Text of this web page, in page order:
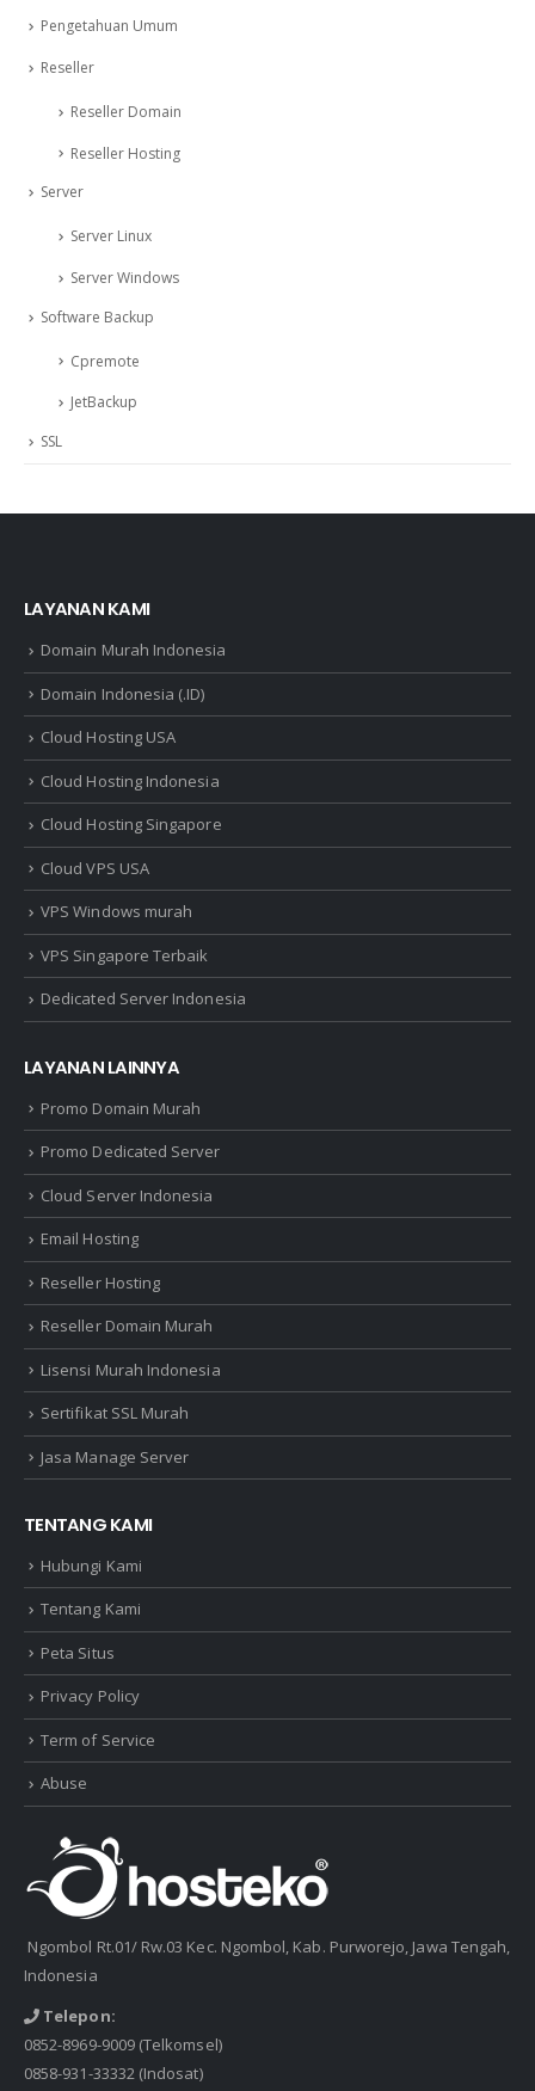
Pengetahuan Umum
Reseller
Reseller Domain
Reseller Hosting
Server
Server Linux
Server Windows
Software Backup
Cpremote
JetBackup
SSL
LAYANAN KAMI
Domain Murah Indonesia
Domain Indonesia (.ID)
Cloud Hosting USA
Cloud Hosting Indonesia
Cloud Hosting Singapore
Cloud VPS USA
VPS Windows murah
VPS Singapore Terbaik
Dedicated Server Indonesia
LAYANAN LAINNYA
Promo Domain Murah
Promo Dedicated Server
Cloud Server Indonesia
Email Hosting
Reseller Hosting
Reseller Domain Murah
Lisensi Murah Indonesia
Sertifikat SSL Murah
Jasa Manage Server
TENTANG KAMI
Hubungi Kami
Tentang Kami
Peta Situs
Privacy Policy
Term of Service
Abuse
Ngombol Rt.01/ Rw.03 Kec. Ngombol, Kab. Purworejo, Jawa Tengah,
Indonesia
Telepon:
0852-8969-9009(Telkomsel)
0858-931-33332(Indosat)